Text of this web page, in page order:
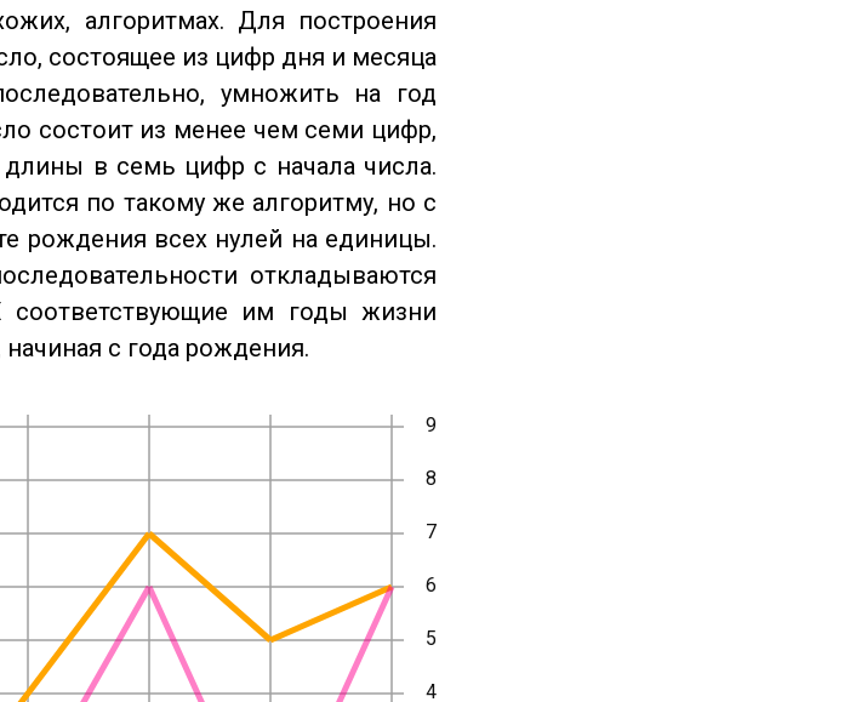
алгоритмах. Для построения
состоящее из цифр дня и месяца
умножить на год
состоит из менее чем семи цифр,
в семь цифр с начала числа.
по такому же алгоритму, но с
рождения всех нулей на единицы.
откладываются
им годы жизни
с года рождения.